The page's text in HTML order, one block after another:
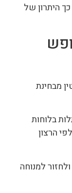
היתרון של
מבחינת
בלוחות
הרצון
למנוחה